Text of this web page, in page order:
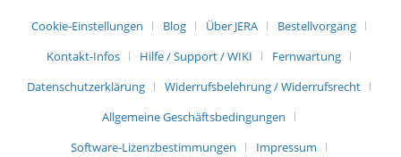
Cookie-Einstellungen Blog Über JERA
Bestellvorgang
Kontakt-Infos
Hilfe / Support / WIKI
Fernwartung
Datenschutzerklärung
Widerrufsbelehrung / Widerrufsrecht
Allgemeine Geschäftsbedingungen
Software-Lizenzbestimmungen
Impressum